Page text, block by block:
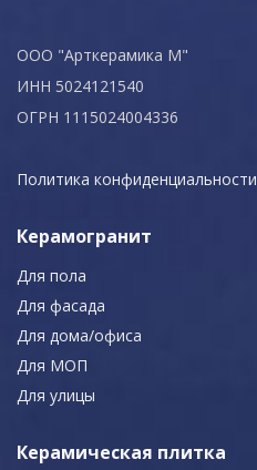
ООО "Арткерамика М"
ИНН 5024121540
ОГРН 1115024004336
Политика конфиденциальности
Керамогранит
Для пола
Для фасада
Для дома/офиса
Для МОП
Для улицы
Керамическая плитка